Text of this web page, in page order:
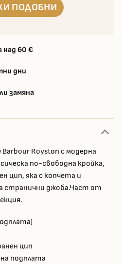
ПОДОБНИ
над 60 €
дни
замяна
Royston с модерна
по-свободна кройка,
цип, яка с копчета и
странични джоба.Част от
цип
подплата